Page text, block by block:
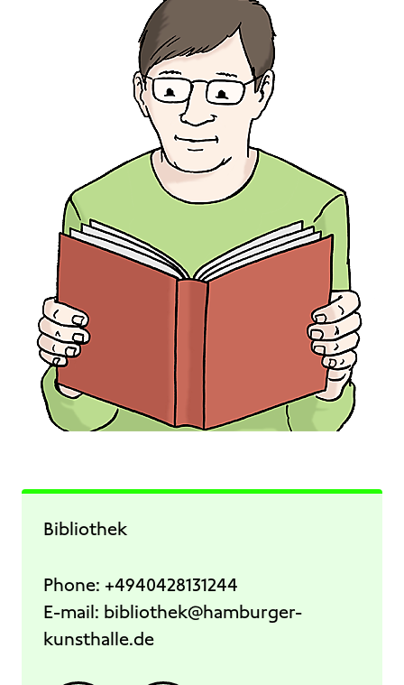
Bibliothek
Phone: +4940428131244
E-mail: bibliothek@hamburger-
kunsthalle.de